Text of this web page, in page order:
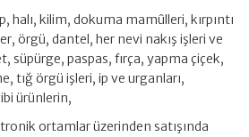
halı, kilim, dokuma mamûlleri, kırpıntı
örgü, dantel, her nevi nakış işleri ve
süpürge, paspas, fırça, yapma çiçek,
tığ örgü işleri, ip ve urganları,
ürünlerin,
ortamlar üzerinden satışında